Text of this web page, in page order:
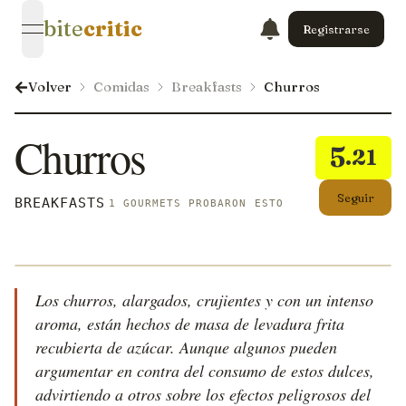
open navigation menu
bitecritic Registrarse
Volver Comidas Breakfasts Churros
5.21
Seguir
Churros
BREAKFASTS 1 GOURMETS PROBARON ESTO
Los churros, alargados, crujientes y con un intenso
aroma, están hechos de masa de levadura frita
recubierta de azúcar. Aunque algunos pueden
argumentar en contra del consumo de estos dulces,
advirtiendo a otros sobre los efectos peligrosos del